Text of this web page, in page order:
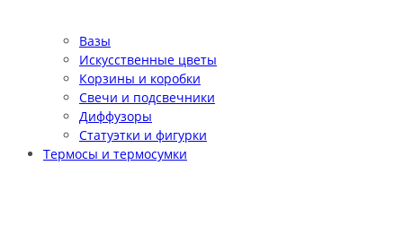
Вазы
Искусственные цветы
Корзины и коробки
Свечи и подсвечники
Диффузоры
Статуэтки и фигурки
Термосы и термосумки